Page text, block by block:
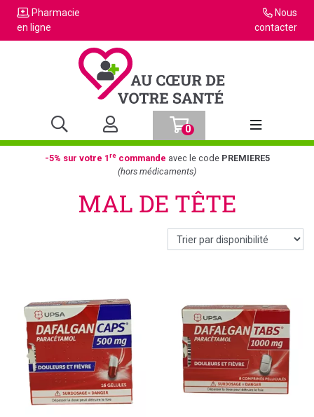
Pharmacie
en ligne
Nous
contacter
0
Afficher la
-5% sur votre 1recommande avec le code PREMIERE5
(hors médicaments)
MAL DE TÊTE